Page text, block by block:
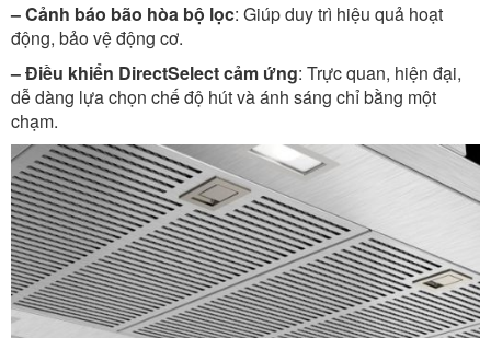
– Cảnh báo bão hòa bộ lọc: Giúp duy trì hiệu quả hoạt
động, bảo vệ động cơ.
– Điều khiển DirectSelect cảm ứng: Trực quan, hiện đại,
dễ dàng lựa chọn chế độ hút và ánh sáng chỉ bằng một
chạm.